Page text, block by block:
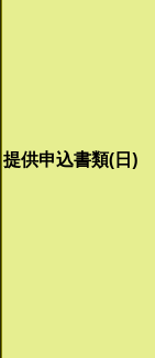
提供申込書類(日)